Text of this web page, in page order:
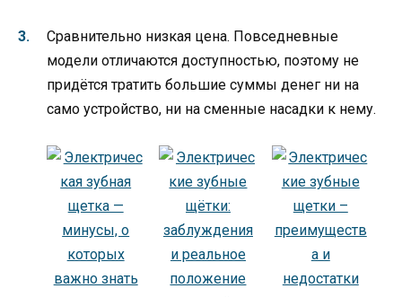
Сравнительно низкая цена. Повседневные
модели отличаются доступностью, поэтому не
придётся тратить большие суммы денег ни на
само устройство, ни на сменные насадки к нему.